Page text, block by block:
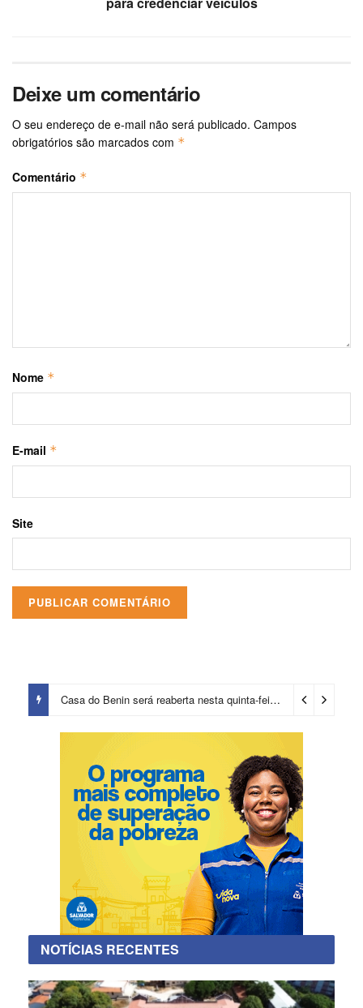
Deixe um comentário
O seu endereço de e-mail não será publicado. Campos
obrigatórios são marcados com *
Comentário *
Nome *
E-mail *
Site
Casa do Benin será reaberta nesta quinta-feira (6) 12 horas ago
NOTÍCIAS RECENTES